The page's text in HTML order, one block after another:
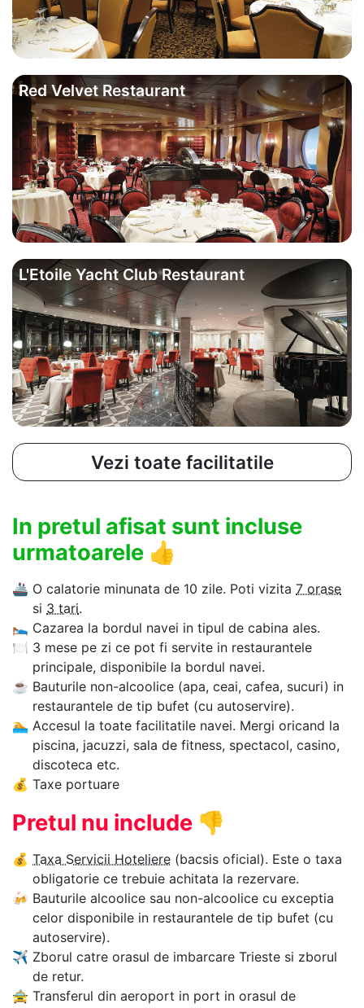
Red Velvet Restaurant
L'Etoile Yacht Club Restaurant
Vezi toate facilitatile
In pretul afisat sunt incluse
urmatoarele 👍
🚢 O calatorie minunata de 10 zile. Poti vizita 7 orase
si 3 tari.
🛌 Cazarea la bordul navei in tipul de cabina ales.
🍽 3 mese pe zi ce pot fi servite in restaurantele
principale, disponibile la bordul navei.
☕ Bauturile non-alcoolice (apa, ceai, cafea, sucuri) in
restaurantele de tip bufet (cu autoservire).
🏊‍ Accesul la toate facilitatile navei. Mergi oricand la
piscina, jacuzzi, sala de fitness, spectacol, casino,
discoteca etc.
💰 Taxe portuare
Pretul nu include 👎
💰 Taxa Servicii Hoteliere (bacsis oficial). Este o taxa
obligatorie ce trebuie achitata la rezervare.
🍻 Bauturile alcoolice sau non-alcoolice cu exceptia
celor disponibile in restaurantele de tip bufet (cu
autoservire).
✈ Zborul catre orasul de imbarcare Trieste si zborul
de retur.
🚖 Transferul din aeroport in port in orasul de